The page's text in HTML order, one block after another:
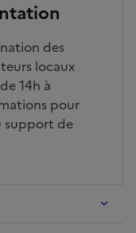
des
locaux
14h à
pour
support de